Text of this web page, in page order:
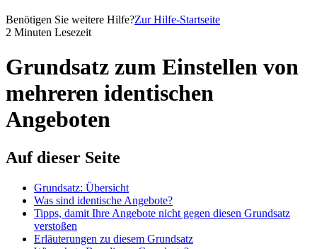
Benötigen Sie weitere Hilfe?Zur Hilfe-Startseite
2 Minuten Lesezeit
Grundsatz zum Einstellen von
mehreren identischen
Angeboten
Auf dieser Seite
Grundsatz: Übersicht
Was sind identische Angebote?
Tipps, damit Ihre Angebote nicht gegen diesen Grundsatz
verstoßen
Erläuterungen zu diesem Grundsatz